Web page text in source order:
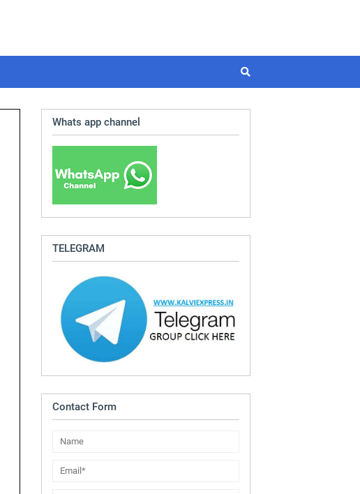
Whats app channel
TELEGRAM
Contact Form